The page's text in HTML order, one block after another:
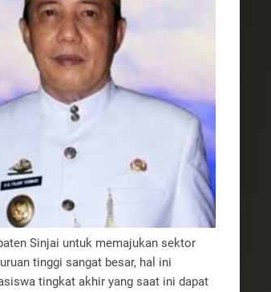
Sinjai untuk memajukan sektor
tinggi sangat besar, hal ini
tingkat akhir yang saat ini dapat